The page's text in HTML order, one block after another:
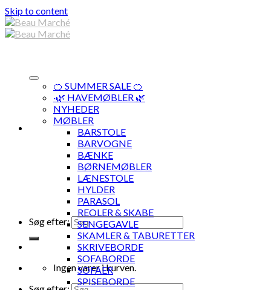
Skip to content
Søg efter:
Ingen varer i kurven.
🍊 SUMMER SALE 🍊
·🌿 HAVEMØBLER 🌿
NYHEDER
MØBLER
BARSTOLE
BARVOGNE
BÆNKE
BØRNEMØBLER
LÆNESTOLE
HYLDER
PARASOL
REOLER & SKABE
SENGEGAVLE
SKAMLER & TABURETTER
SKRIVEBORDE
SOFABORDE
SOFAER
SPISEBORDE